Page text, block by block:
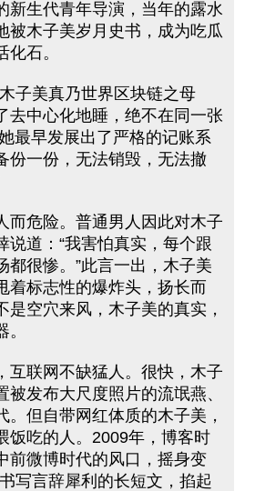
新生代青年导演，当年的露水
被木子美岁月史书，成为吃瓜
石。
子美真乃世界区块链之母
中心化地睡，绝不在同一张
最早发展出了严格的记账系
份一份，无法销毁，无法撤
而危险。普通男人因此对木子
说道：“我害怕真实，每个跟
都很惨。”此言一出，木子美
着标志性的爆炸头，扬长而
是空穴来风，木子美的真实，
互联网不缺猛人。很快，木子
被发布大尺度照片的流氓燕、
。但自带网红体质的木子美，
饭吃的人。2009年，博客时
前微博时代的风口，摇身变
写言辞犀利的长短文，掐起